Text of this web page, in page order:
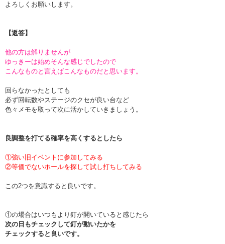
よろしくお願いします。
【返答】
他の方は解りませんが
ゆっきーは始めそんな感じでしたので
こんなものと言えばこんなものだと思います。
回らなかったとしても
必ず回転数やステージのクセが良い台など
色々メモを取って次に活かしていきましょう。
良調整を打てる確率を高くするとしたら
①強い旧イベントに参加してみる
②等価でないホールを探して試し打ちしてみる
この2つを意識すると良いです。
①の場合はいつもより釘が開いていると感じたら
次の日もチェックして釘が動いたかを
チェックすると良いです。